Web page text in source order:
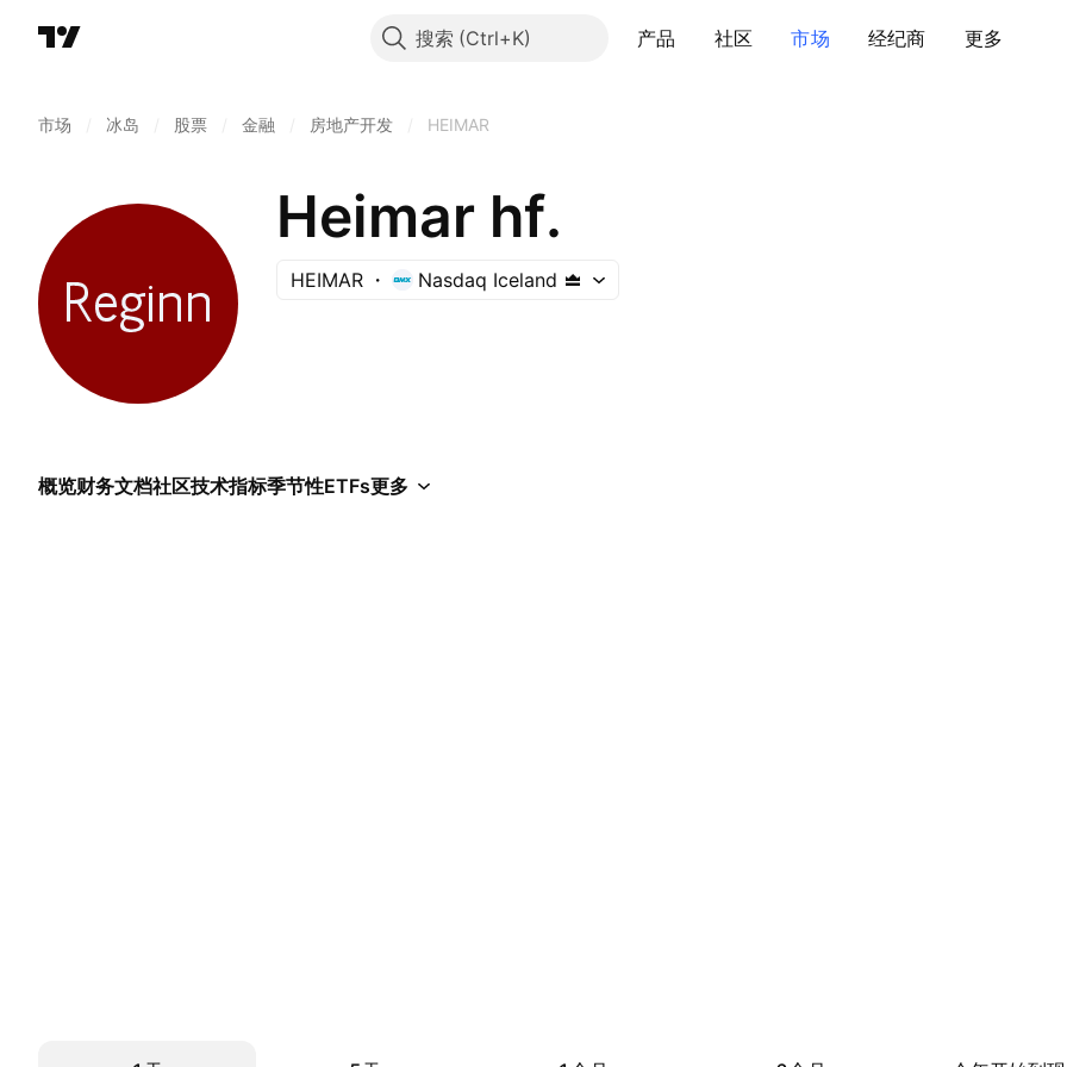
搜索 产品 社区 市场 经纪商 更多
市场 冰岛 股票 金融 房地产开发 HEIMAR
Heimar hf.
HEIMAR Nasdaq Iceland
概览财务文档社区技术指标季节性ETFs更多